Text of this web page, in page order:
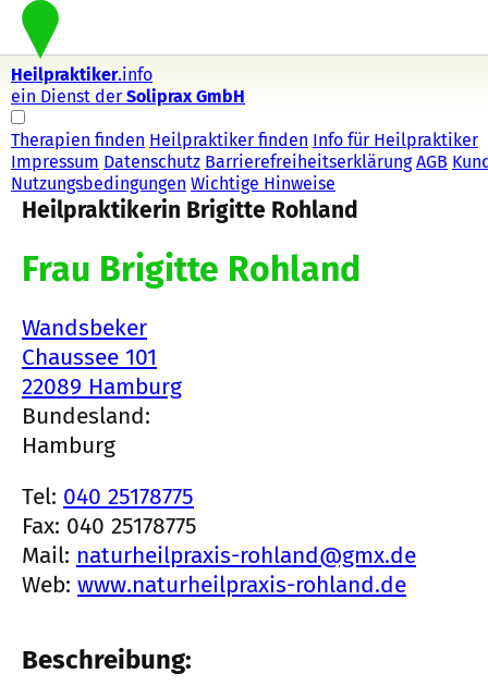
Heilpraktiker.info
ein Dienst der Soliprax GmbH
Therapien finden Heilpraktiker finden Info für Heilpraktiker
Impressum Datenschutz Barrierefreiheitserklärung AGB
Nutzungsbedingungen Wichtige Hinweise
Heilpraktikerin Brigitte Rohland
Frau Brigitte Rohland
Wandsbeker
Chaussee 101
22089 Hamburg
Bundesland:
Hamburg
Tel: 040 25178775
Fax: 040 25178775
Mail: naturheilpraxis-rohland@gmx.de
Web: www.naturheilpraxis-rohland.de
Beschreibung: